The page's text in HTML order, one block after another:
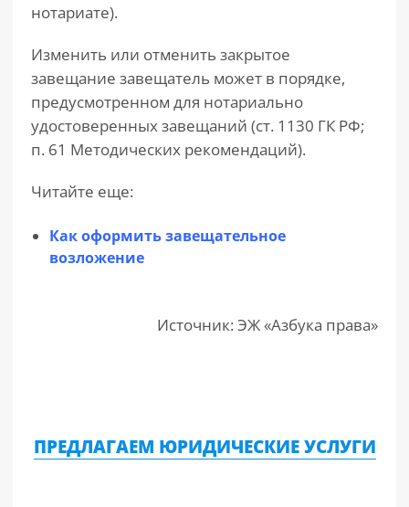
нотариате).
Изменить или отменить закрытое
завещание завещатель может в порядке,
предусмотренном для нотариально
удостоверенных завещаний (ст. 1130 ГК РФ;
п. 61 Методических рекомендаций).
Читайте еще:
Как оформить завещательное
возложение
Источник: ЭЖ «Азбука права»
ПРЕДЛАГАЕМ ЮРИДИЧЕСКИЕ УСЛУГИ